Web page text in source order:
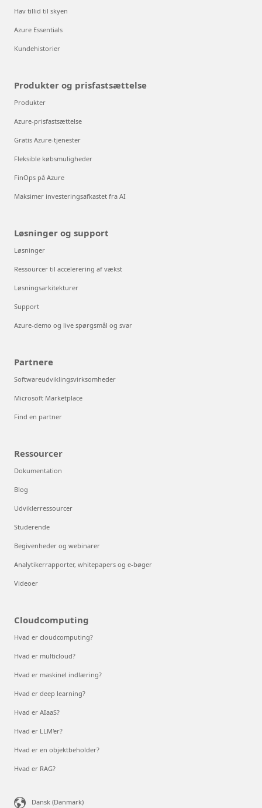
Hav tillid til skyen
Azure Essentials
Kundehistorier
Produkter og prisfastsættelse
Produkter
Azure-prisfastsættelse
Gratis Azure-tjenester
Fleksible købsmuligheder
FinOps på Azure
Maksimer investeringsafkastet fra AI
Løsninger og support
Løsninger
Ressourcer til accelerering af vækst
Løsningsarkitekturer
Support
Azure-demo og live spørgsmål og svar
Partnere
Softwareudviklingsvirksomheder
Microsoft Marketplace
Find en partner
Ressourcer
Dokumentation
Blog
Udviklerressourcer
Studerende
Begivenheder og webinarer
Analytikerrapporter, whitepapers og e-bøger
Videoer
Cloudcomputing
Hvad er cloudcomputing?
Hvad er multicloud?
Hvad er maskinel indlæring?
Hvad er deep learning?
Hvad er AIaaS?
Hvad er LLM'er?
Hvad er en objektbeholder?
Hvad er RAG?
Dansk (Danmark)